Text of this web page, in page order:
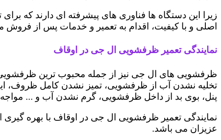
زیرا این دستگاه ها فناوری های پیشرفته ای دارند که
اصلی و با کیفیت، اقدام به تعمیر و خدمات پس از فروش
نمایندگی تعمیر ظرفشویی ال جی در اوقاف
ظرفشویی های ال جی نیز از جمله محبوب ترین
تخلیه نشدن آب از ظرفشویی، تمیز نشدن کامل ظروف،
پنل، بوی بد از داخل ظرفشویی، گرم نشدن آب و ...
نمایندگی تعمیر ظرفشویی ال جی در اوقاف با بهره
عزیزان می باشد.